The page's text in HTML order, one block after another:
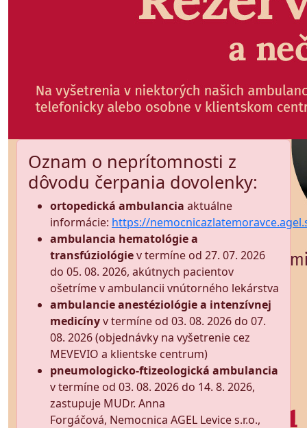
Oznam o neprítomnosti z
dôvodu čerpania dovolenky:
ortopedická ambulancia aktuálne
informácie: https://
ambulancia hematológie a
transfúziológiev termíne od 27. 07. 2026
do 05. 08. 2026, akútnych pacientov
ošetríme v ambulancii vnútorného lekárstva
ambulancie anestéziológie a intenzívnej
medicínyv termíne od 03. 08. 2026 do 07.
08. 2026 (objednávky na vyšetrenie cez
MEVEVIO a klientske centrum)
pneumologicko-ftizeologická ambulancia
v termíne od 03. 08. 2026 do 14. 8. 2026,
zastupuje MUDr. Anna
Forgáčová, Nemocnica AGEL Levice s.r.o.,